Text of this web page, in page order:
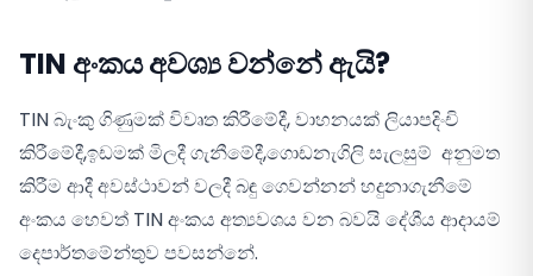
TIN අංකය අවශ්‍ය වන්නේ ඇයි?
TIN බැංකු ගිණුමක් විවෘත කිරීමේදී, වාහනයක් ලියාපදිංචි
කිරීමේදී,ඉඩමක් මිලදී ගැනීමේදී,‌ගොඩනැගිලි සැලසුම් අනුමත
කිරීම ආදී අවස්ථාවන් වලදී බඳු ගෙවන්නන් හදුනාගැනීමේ
අංකය හෙවත් TIN අංකය අත්‍යවශය වන බවයි දේශීය ආදායම්
දෙපාර්තමේන්තුව පවසන්නේ.